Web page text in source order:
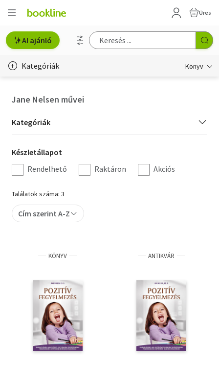
Üres
AI ajánló
Kategóriák Könyv
Hobbi, szabadidő
Irodalom
Művészet
Szakkönyv
Tankönyv, segédkönyv
Társadalomtudomány
Természettudomány
Történelem
Jane Nelsen művei
Kategória
szűrés
Kategóriák
Készletállapot
szűrés
Készletállapot
Rendelhető
Raktáron Akciós
Találatok száma: 3
Cím szerint A-Z
KÖNYV ANTIKVÁR